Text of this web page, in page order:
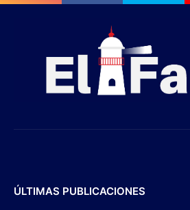
ÚLTIMAS PUBLICACIONES